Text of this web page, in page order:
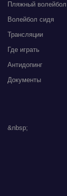
Пляжный волейбол
Волейбол сидя
Трансляции
Где играть
Антидопинг
Документы
&nbsp;